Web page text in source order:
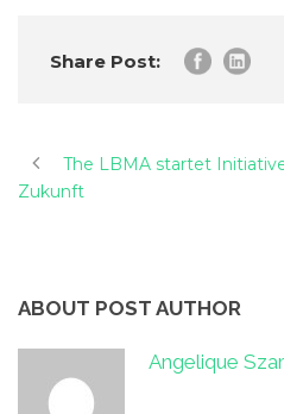
Share Post:
The LBMA startet
Zukunft
ABOUT POST AUTHOR
Angelique